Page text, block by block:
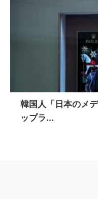
韓国人「日本のメ
ップラ...